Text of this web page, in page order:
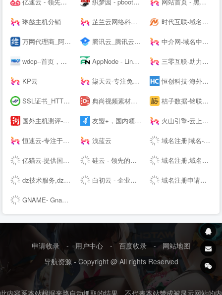
亿速云 - 领先的云服务器、高防服务器、香港服务器云计算服务商！ 织梦园 - pbootcms模板_云优模板_Wordpress主题模板_网站模板下载站 网站首页 - 黑白云-用心服务
琳懿主机分销 芷兰云网络科技-领先的云计算服务商！[www.zhilanit.com]-四川成都天府热线高防服务器,德阳高防服务器,成都服务器托管,成都服务器租用,成都云服务器,成都高防vps,云计算 时代互联-域名注册查询,虚拟主机,云服务器租用等领导品牌服务
万网代理商_阿里云代理商_虚拟主机_网页空间_企业邮箱_域名注册 腾讯云_腾讯云腾讯课堂-- 中介网-域名中介_网站中介_第三方中介交易平台-zhongjie.com
wdcp--首页，免费好用易用的Linux服务器云主机管理系统面板 AppNode - Linux服务器集群管理面板 三零互联-助力上云
KP云 柒天云-专注免备案云主机vps服务器|美国高防香港vps|高防cdn|高防主机空间|就上柒天云 恒创科技-海外数据中心服务商_香港服务器_海外云服务器
SSL证书_HTTPS加密_国密SSL数字证书 - 沃通CA【--】 典尚视频素材网:高清视频素材下载网站,视频素材、AE模板素材下载、AE素材、舞台背景视频、LED背景视频免费下载、会声会影、Pr模板、edius模板 桔子数据-铭联科技-企业级云服务器、虚拟主机、服务器租用托管服务提供商-桔子数据
国外主机测评-专注国外VPS_云服务器_独立服务器_国外主机_外贸主机 友盟+，国内领先的开发者服务及数据智能服务商 火山引擎-云上增长新动力
恒速云-专注于优质美国香港云服务器 浅蓝云 域名注册|域名--|企业拼音域名|域名中介|域名代售|域名代购|域名中介交易-米仓网
亿猫云-提供国外免费虚拟主机,免费服务器,美国免费虚拟主机,挂机宝- 硅云 - 领先的出海IaaS云计算基础设施服务提供商 域名注册,域名交易,虚拟主机,企业建站和企业邮箱-GoDaddy中文站
dz技术服务,dz搬迁升级,discuz使用教程,dz挂马处理-Discuz!论坛建站一站式服务:当流科技 - Powered by Discuz! 白初云 - 企业级高可用云服务器 域名注册申请查询交易门户|域名中介|商标注册|云计算|主机|SSL证书-尽在爱名网
GNAME- Gname is a great domain management platform
申请收录 - 用户中心 - 百度收录 -
网站地图
导航资源 - Copyright @ All rights Reserved